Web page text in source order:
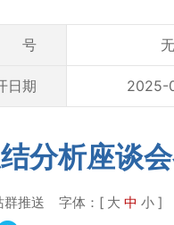
号 无
日期 2025-
分析座谈
群推送 字体：[ 大 中 小]